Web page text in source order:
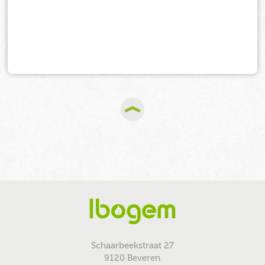
Schaarbeekstraat 27
9120 Beveren